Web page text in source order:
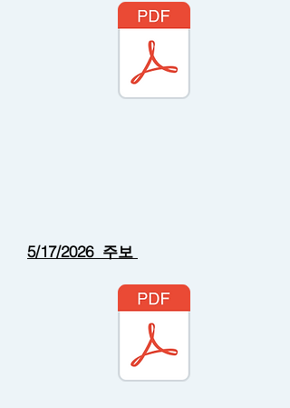
5/17/2026 주보